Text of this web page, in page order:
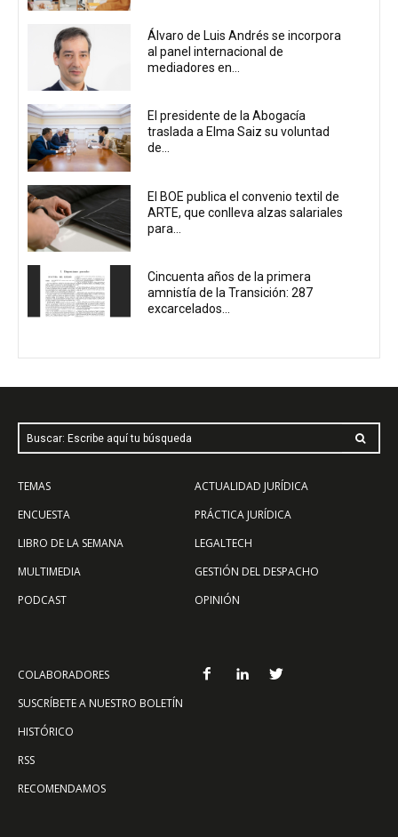
Álvaro de Luis Andrés se incorpora
al panel internacional de
mediadores en...
El presidente de la Abogacía
traslada a Elma Saiz su voluntad
de...
El BOE publica el convenio textil de
ARTE, que conlleva alzas salariales
para...
Cincuenta años de la primera
amnistía de la Transición: 287
excarcelados...
Buscar: Escribe aquí tu búsqueda
TEMAS
ENCUESTA
LIBRO DE LA SEMANA
MULTIMEDIA
PODCAST
ACTUALIDAD JURÍDICA
PRÁCTICA JURÍDICA
LEGALTECH
GESTIÓN DEL DESPACHO
OPINIÓN
COLABORADORES
SUSCRÍBETE A NUESTRO BOLETÍN
HISTÓRICO
RSS
RECOMENDAMOS